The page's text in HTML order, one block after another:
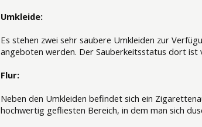
Umkleide:
Es stehen zwei sehr saubere Umkleiden zur
angeboten werden. Der Sauberkeitsstatus dort ist
Flur:
Neben den Umkleiden befindet sich ein
hochwertig gefliesten Bereich, in dem man sich